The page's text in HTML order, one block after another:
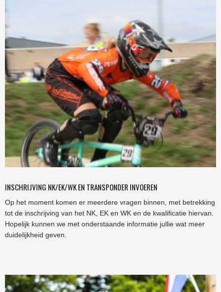
INSCHRIJVING NK/EK/WK EN TRANSPONDER INVOEREN
Op het moment komen er meerdere vragen binnen, met betrekking
tot de inschrijving van het NK, EK en WK en de kwalificatie hiervan.
Hopelijk kunnen we met onderstaande informatie jullie wat meer
duidelijkheid geven.